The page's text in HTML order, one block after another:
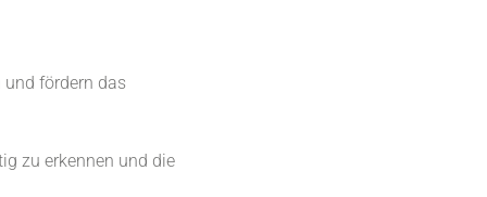
und fördern das
zu erkennen und die